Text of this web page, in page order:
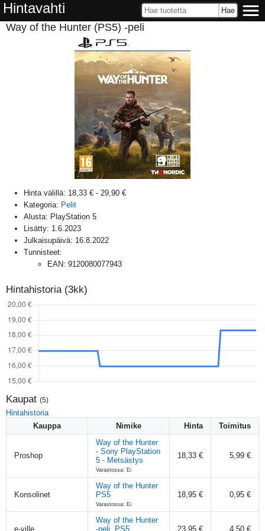
Hintavahti
Way of the Hunter (PS5) -peli
Hinta välillä: 18,33 € - 29,90 €
Kategoria: Pelit
Alusta: PlayStation 5
Lisätty: 1.6.2023
Julkaisupäivä: 16.8.2022
Tunnisteet:
EAN: 9120080077943
Hintahistoria (3kk)
Kaupat (5)
Hintahistoria
Kauppa
Nimike Hinta Toimitus
Proshop
Way of the Hunter
- Sony PlayStation
5 - Metsästys
Varastossa: Ei
18,33 € 5,99 €
Konsolinet
Way of the Hunter
PS5
Varastossa: Ei
18,95 € 0,95 €
e-ville
Way of the Hunter
-peli, PS5
23,95 € 4,50 €